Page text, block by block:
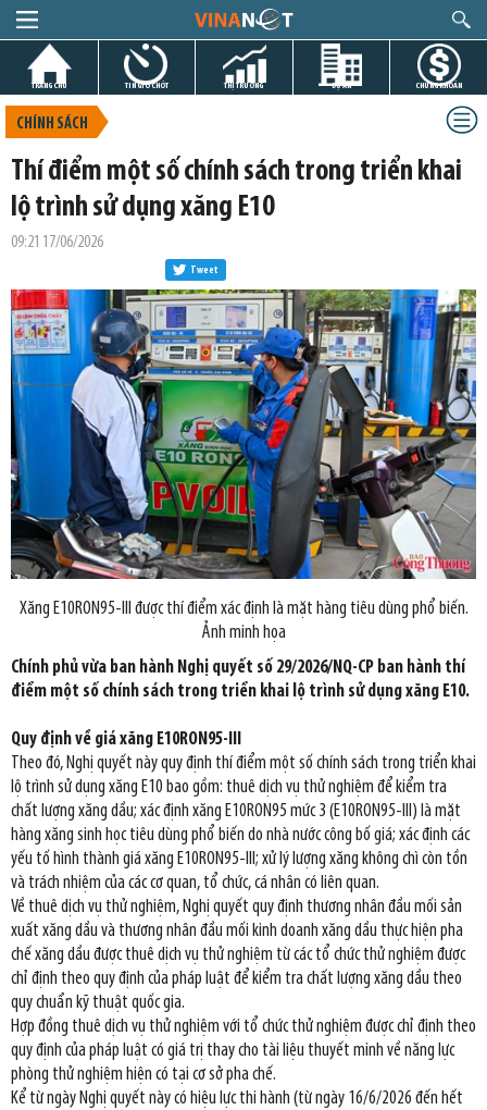
TRANG CHỦ TIN GIỜ CHÓT THỊ TRƯỜNG DỰ ÁN CHỨNG KHOÁN
CHÍNH SÁCH
Thí điểm một số chính sách trong triển khai
lộ trình sử dụng xăng E10
09:21 17/06/2026
Tweet
Xăng E10RON95-III được thí điểm xác định là mặt hàng tiêu dùng phổ biến.
Ảnh minh họa
Chính phủ vừa ban hành Nghị quyết số 29/2026/NQ-CP ban hành thí
điểm một số chính sách trong triển khai lộ trình sử dụng xăng E10.
Quy định về giá xăng E10RON95-III
Theo đó, Nghị quyết này quy định thí điểm một số chính sách trong triển khai
lộ trình sử dụng xăng E10 bao gồm: thuê dịch vụ thử nghiệm để kiểm tra
chất lượng xăng dầu; xác định xăng E10RON95 mức 3 (E10RON95-III) là mặt
hàng xăng sinh học tiêu dùng phổ biến do nhà nước công bố giá; xác định các
yếu tố hình thành giá xăng E10RON95-III; xử lý lượng xăng không chì còn tồn
và trách nhiệm của các cơ quan, tổ chức, cá nhân có liên quan.
Về thuê dịch vụ thử nghiệm, Nghị quyết quy định thương nhân đầu mối sản
xuất xăng dầu và thương nhân đầu mối kinh doanh xăng dầu thực hiện pha
chế xăng dầu được thuê dịch vụ thử nghiệm từ các tổ chức thử nghiệm được
chỉ định theo quy định của pháp luật để kiểm tra chất lượng xăng dầu theo
quy chuẩn kỹ thuật quốc gia.
Hợp đồng thuê dịch vụ thử nghiệm với tổ chức thử nghiệm được chỉ định theo
quy định của pháp luật có giá trị thay cho tài liệu thuyết minh về năng lực
phòng thử nghiệm hiện có tại cơ sở pha chế.
Kể từ ngày Nghị quyết này có hiệu lực thi hành (từ ngày 16/6/2026 đến hết